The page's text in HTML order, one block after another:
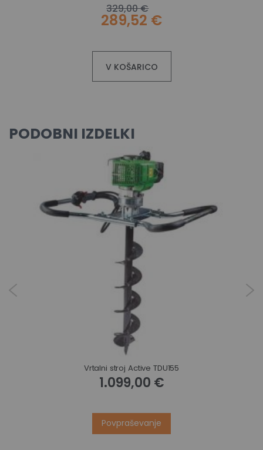
329,00 €
289,52 €
V KOŠARICO
PODOBNI IZDELKI
Vrtalni stroj Active TDU155
1.099,00 €
Povpraševanje